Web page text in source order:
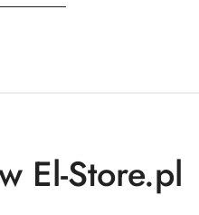
El-Store.pl